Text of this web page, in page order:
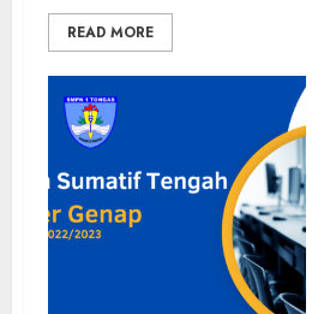
READ MORE